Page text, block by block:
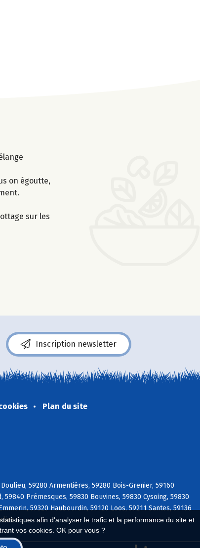
afin d'analyser le trafic et la performance du site et
vos cookies. OK pour vous ?
on égoutte,
sur les
Inscription newsletter
Plan du site
59280 Armentières, 59280 Bois-Grenier, 59160
Prémesques, 59830 Bouvines, 59830 Cysoing, 59830
59320 Haubourdin, 59120 Loos, 59211 Santes, 59136